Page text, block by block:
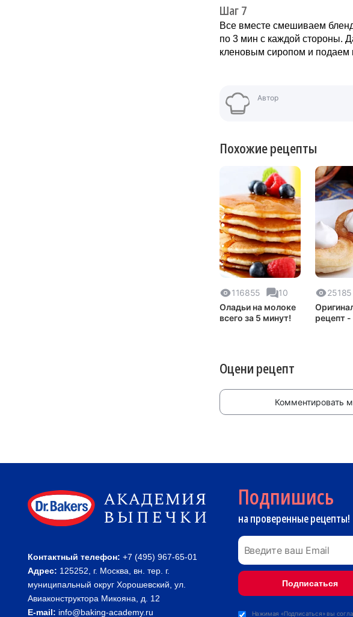
Шаг 7
Все вместе смешиваем
по 3 мин с каждой стороны.
кленовым сиропом и подаем
Автор
Похожие рецепты
116855
10
Оладьи на молоке
всего за 5 минут!
25185
рецепт
Оцени рецепт
Комментировать
Контактный телефон: +7 (495) 967-65-01
Адрес: 125252, г. Москва, вн. тер. г.
муниципальный округ Хорошевский, ул.
Авиаконструктора Микояна, д. 12
E-mail: info@baking-academy.ru
Подпишись
на проверенные рецепты!
Нажимая «Подписаться» вы